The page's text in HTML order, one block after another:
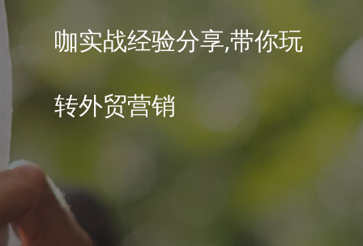
咖实战经验分享,带你玩
转外贸营销